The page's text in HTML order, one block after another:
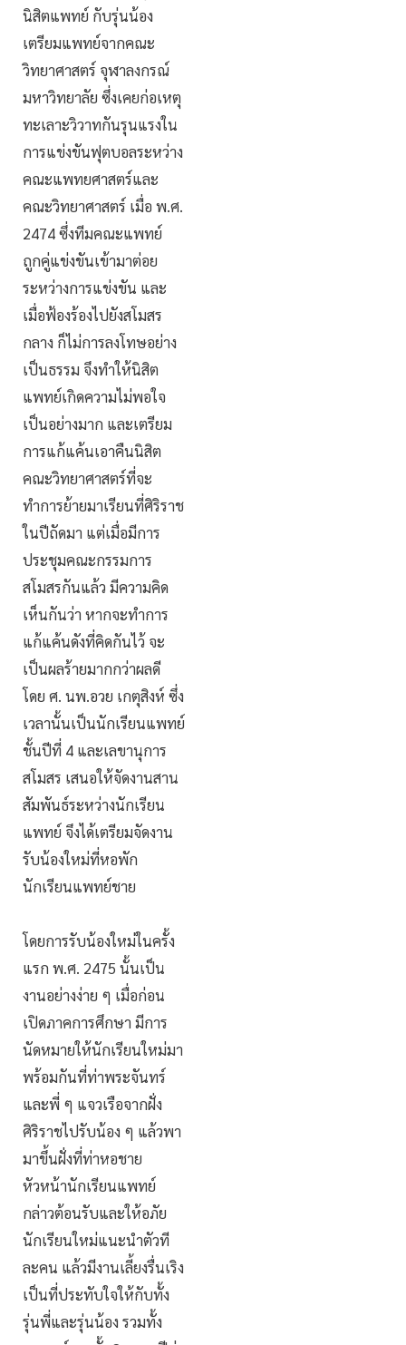
นิสิตแพทย์ กับรุ่นน้อง
เตรียมแพทย์จากคณะ
วิทยาศาสตร์ จุฬาลงกรณ์
มหาวิทยาลัย ซึ่งเคยก่อเหตุ
ทะเลาะวิวาทกันรุนแรงใน
การแข่งขันฟุตบอลระหว่าง
คณะแพทยศาสตร์และ
คณะวิทยาศาสตร์ เมื่อ พ.ศ.
2474 ซึ่งทีมคณะแพทย์
ถูกคู่แข่งขันเข้ามาต่อย
ระหว่างการแข่งขัน และ
เมื่อฟ้องร้องไปยังสโมสร
กลาง ก็ไม่การลงโทษอย่าง
เป็นธรรม จึงทำให้นิสิต
แพทย์เกิดความไม่พอใจ
เป็นอย่างมาก และเตรียม
การแก้แค้นเอาคืนนิสิต
คณะวิทยาศาสตร์ที่จะ
ทำการย้ายมาเรียนที่ศิริราช
ในปีถัดมา แต่เมื่อมีการ
ประชุมคณะกรรมการ
สโมสรกันแล้ว มีความคิด
เห็นกันว่า หากจะทำการ
แก้แค้นดังที่คิดกันไว้ จะ
เป็นผลร้ายมากกว่าผลดี
โดย ศ. นพ.อวย เกตุสิงห์ ซึ่ง
เวลานั้นเป็นนักเรียนแพทย์
ชั้นปีที่ 4 และเลขานุการ
สโมสร เสนอให้จัดงานสาน
สัมพันธ์ระหว่างนักเรียน
แพทย์ จึงได้เตรียมจัดงาน
รับน้องใหม่ที่หอพัก
นักเรียนแพทย์ชาย
โดยการรับน้องใหม่ในครั้ง
แรก พ.ศ. 2475 นั้นเป็น
งานอย่างง่าย ๆ เมื่อก่อน
เปิดภาคการศึกษา มีการ
นัดหมายให้นักเรียนใหม่มา
พร้อมกันที่ท่าพระจันทร์
และพี่ ๆ แจวเรือจากฝั่ง
ศิริราชไปรับน้อง ๆ แล้วพา
มาขึ้นฝั่งที่ท่าหอชาย
หัวหน้านักเรียนแพทย์
กล่าวต้อนรับและให้อภัย
นักเรียนใหม่แนะนำตัวที
ละคน แล้วมีงานเลี้ยงรื่นเริง
เป็นที่ประทับใจให้กับทั้ง
รุ่นพี่และรุ่นน้อง รวมทั้ง